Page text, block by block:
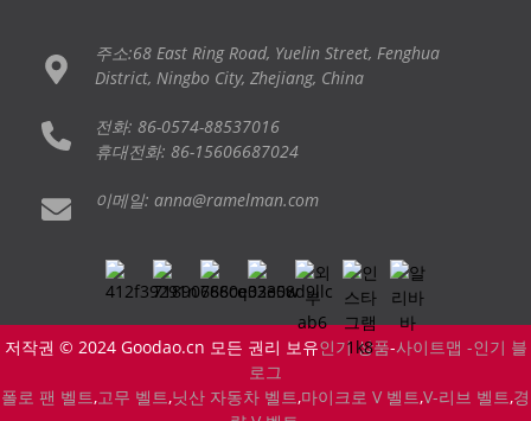
주소:68 East Ring Road, Yuelin Street, Fenghua
District, Ningbo City, Zhejiang, China
전화: 86-0574-88537016
휴대전화: 86-15606687024
이메일: anna@ramelman.com
저작권 © 2024 Goodao.cn 모든 권리 보유인기 상품-사이트맵 -인기 블
로그
폴로 팬 벨트,고무 벨트,닛산 자동차 벨트,마이크로 V 벨트,V-리브 벨트,경